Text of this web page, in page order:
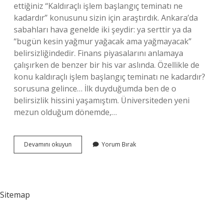
ettiğiniz “Kaldıraçlı işlem başlangıç teminatı ne
kadardır” konusunu sizin için araştırdık. Ankara’da
sabahları hava genelde iki şeydir: ya serttir ya da
“bugün kesin yağmur yağacak ama yağmayacak”
belirsizliğindedir. Finans piyasalarını anlamaya
çalışırken de benzer bir his var aslında. Özellikle de
konu kaldıraçlı işlem başlangıç teminatı ne kadardır?
sorusuna gelince… İlk duyduğumda ben de o
belirsizlik hissini yaşamıştım. Üniversiteden yeni
mezun olduğum dönemde,…
Devamını okuyun Kaldıraçlı
işlem
Yorum Bırak
Sitemap